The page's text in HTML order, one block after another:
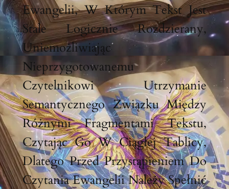
Ewangelii, W Którym Tekst Jest
Stale Logicznie Rozdzierany,
Uniemożliwiając
Nieprzygotowanemu
Czytelnikowi Utrzymanie
Semantycznego Związku Między
Różnymi Fragmentami Tekstu,
Czytając Go W Ciągłej Tablicy,
Dlatego Przed Przystąpieniem Do
Czytania Ewangelii Należy Spełnić